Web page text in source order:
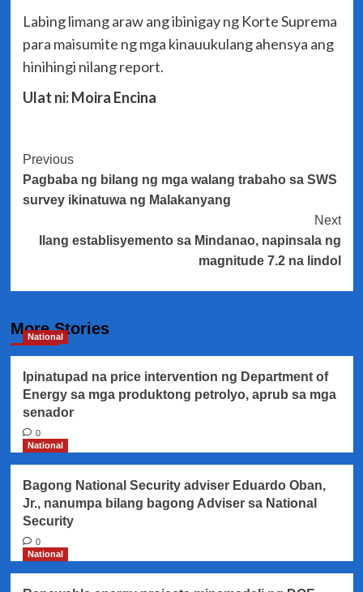
Labing limang araw ang ibinigay ng Korte Suprema
para maisumite ng mga kinauukulang ahensya ang
hinihingi nilang report.
Ulat ni: Moira Encina
Post
Navigation
Previous
Pagbaba ng bilang ng mga walang trabaho sa SWS
survey ikinatuwa ng Malakanyang
Next
Ilang establisyemento sa Mindanao, napinsala ng
magnitude 7.2 na lindol
More Stories
National
Ipinatupad na price intervention ng Department of
Energy sa mga produktong petrolyo, aprub sa mga
senador
0
National
Bagong National Security adviser Eduardo Oban,
Jr., nanumpa bilang bagong Adviser sa National
Security
0
National